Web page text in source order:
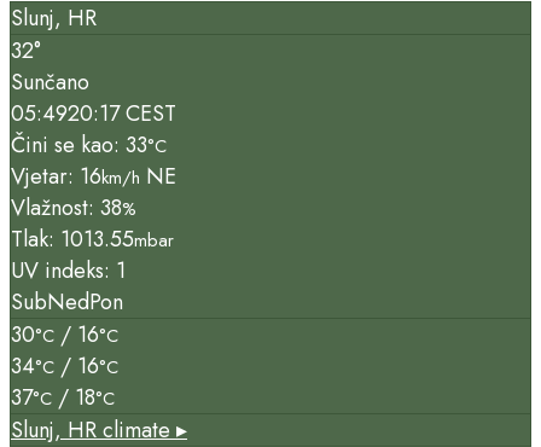
Slunj, HR
32°
Sunčano
05:4920:17 CEST
Čini se kao: 33°C
Vjetar: 16km/h NE
Vlažnost: 38%
Tlak: 1013.55mbar
UV indeks: 1
SubNedPon
30°C / 16°C
34°C / 16°C
37°C / 18°C
Slunj, HRclimate ▸